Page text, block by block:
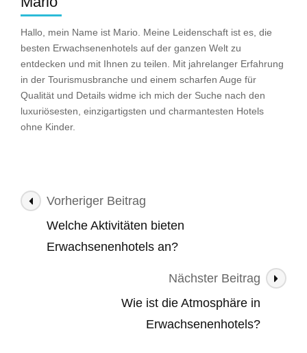
Hallo, mein Name ist Mario. Meine Leidenschaft ist es, die
besten Erwachsenenhotels auf der ganzen Welt zu
entdecken und mit Ihnen zu teilen. Mit jahrelanger Erfahrung
in der Tourismusbranche und einem scharfen Auge für
Qualität und Details widme ich mich der Suche nach den
luxuriösesten, einzigartigsten und charmantesten Hotels
ohne Kinder.
Beitragsnavigation
Vorheriger Beitrag
Welche Aktivitäten bieten
Erwachsenenhotels an?
Nächster Beitrag
Wie ist die Atmosphäre in
Erwachsenenhotels?